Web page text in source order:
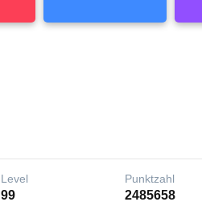
Level
99
Punktzahl
2485658